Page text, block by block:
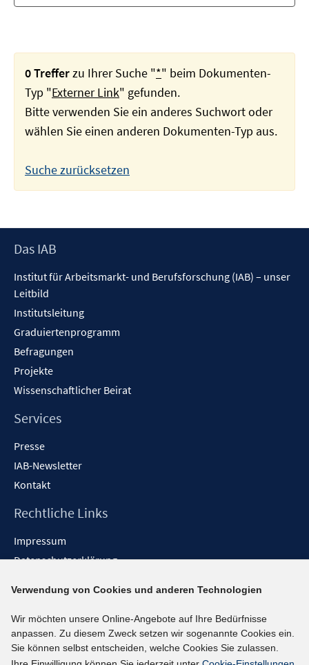
0 Trefferzu Ihrer Suche "*" beim Dokumenten-
Typ "Externer Link" gefunden.
Bitte verwenden Sie ein anderes Suchwort oder
wählen Sie einen anderen Dokumenten-Typ aus.
Suche zurücksetzen
Footer
Das IAB
Institut für Arbeitsmarkt- und Berufsforschung (IAB) – unser
Leitbild
Institutsleitung
Graduiertenprogramm
Befragungen
Projekte
Wissenschaftlicher Beirat
Services
Presse
IAB-Newsletter
Kontakt
Rechtliche Links
Impressum
Datenschutzerklärung
Barrieren melden
Social-Media-Kanäle
BlueSky
Verwendung von Cookies und anderen Technologien
Wir möchten unsere Online-Angebote auf Ihre Bedürfnisse
anpassen. Zu diesem Zweck setzen wir sogenannte Cookies ein.
Sie können selbst entscheiden, welche Cookies Sie zulassen.